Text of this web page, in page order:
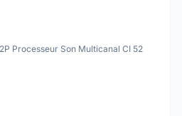
Processeur Son Multicanal CI 52